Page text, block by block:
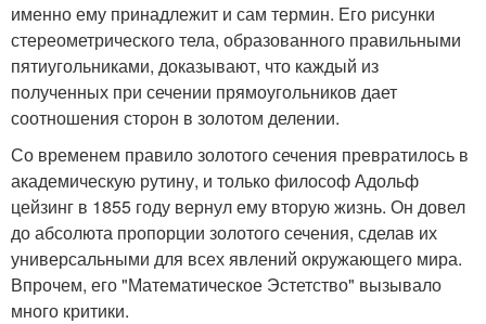
именно ему принадлежит и сам термин. Его рисунки
стереометрического тела, образованного правильными
пятиугольниками, доказывают, что каждый из
полученных при сечении прямоугольников дает
соотношения сторон в золотом делении.
Со временем правило золотого сечения превратилось в
академическую рутину, и только философ Адольф
цейзинг в 1855 году вернул ему вторую жизнь. Он довел
до абсолюта пропорции золотого сечения, сделав их
универсальными для всех явлений окружающего мира.
Впрочем, его "Математическое Эстетство" вызывало
много критики.